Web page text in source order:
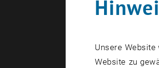
Unsere
Website zu